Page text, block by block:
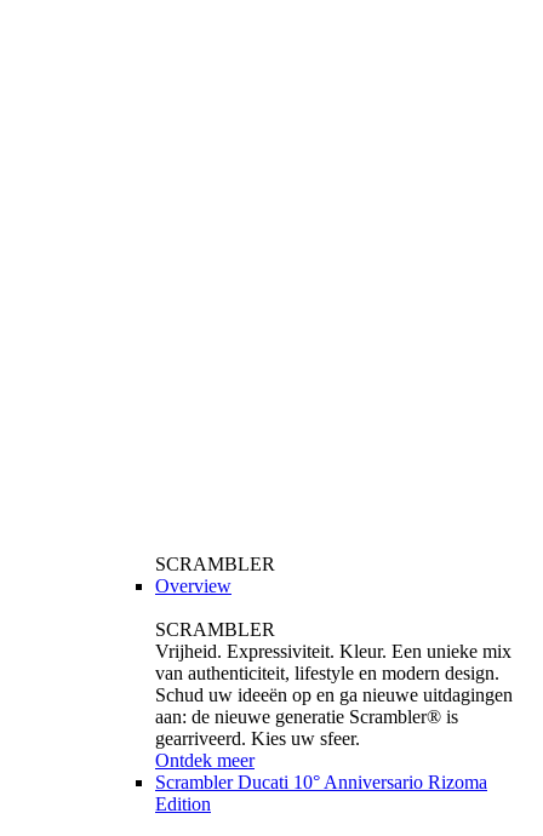
SCRAMBLER
Overview
SCRAMBLER
Vrijheid. Expressiviteit. Kleur. Een unieke mix
van authenticiteit, lifestyle en modern design.
Schud uw ideeën op en ga nieuwe uitdagingen
aan: de nieuwe generatie Scrambler® is
gearriveerd. Kies uw sfeer.
Ontdek meer
Scrambler Ducati 10° Anniversario Rizoma
Edition